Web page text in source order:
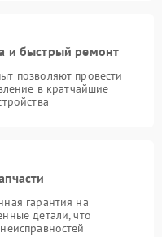
и быстрый ремонт
позволяют провести
в кратчайшие
гарантия на
детали, что